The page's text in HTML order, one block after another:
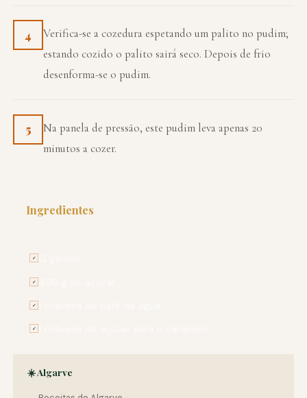
4
Verifica-se a cozedura espetando um palito no pudim;
estando cozido o palito sairá seco. Depois de frio
desenforma-se o pudim.
5
Na panela de pressão, este pudim leva apenas 20
minutos a cozer.
Ingredientes
✓
✓
✓
✓
☀️ Algarve